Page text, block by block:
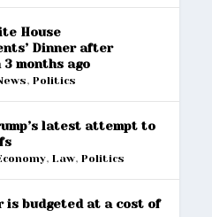
House
Dinner after
months ago
,Politics
latest attempt to
,Law,Politics
is budgeted at a cost of